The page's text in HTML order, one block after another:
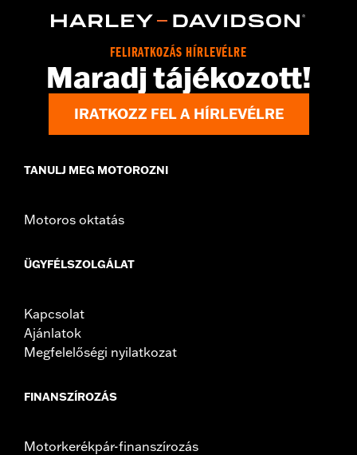
Imported
FELIRATKOZÁS HÍRLEVÉLRE
Maradj tájékozott!
IRATKOZZ FEL A HÍRLEVÉLRE
TANULJ MEG MOTOROZNI
Motoros oktatás
ÜGYFÉLSZOLGÁLAT
Kapcsolat
Ajánlatok
Megfelelőségi nyilatkozat
FINANSZÍROZÁS
Motorkerékpár-finanszírozás